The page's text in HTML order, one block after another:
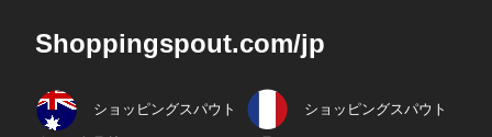
Shoppingspout.com/jp
ショッピングスパウト ショッピングスパウト